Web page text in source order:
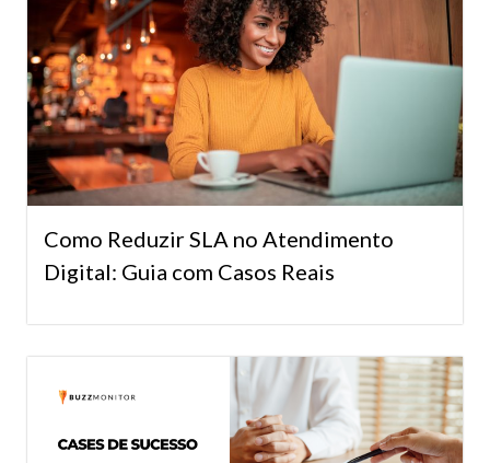
Como Reduzir SLA no Atendimento
Digital: Guia com Casos Reais